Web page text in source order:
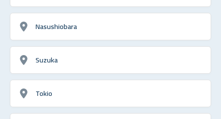
Nasushiobara
Suzuka
Tokio